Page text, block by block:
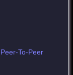
To-Peer